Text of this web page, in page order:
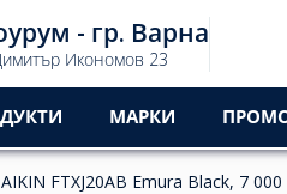
- гр. Варна
Икономов 23
МАРКИ
FTXJ20AB Emura Black, 7 000